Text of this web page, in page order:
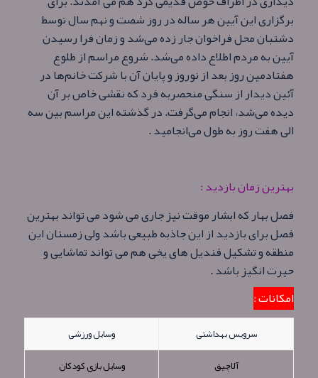
برگزاری این آیین هر ساله در روز شصت و نهم سال توسط
دشتبان محل فراخوان جار زده می‌شد و زمان فرا رسیدن
آیین به مردم اطلاع داده می‌شد. شروع مراسم از طلوع
هفتادمین روز بعد از نوروز و پایان آن با شرکت خانم‌ها در
آئین دیدار از سنگی منحصربه‌ فرد که نقشی خاص بر آن
دیده می‌شد، انجام می‌گرفت. در گذشته این مراسم بین سه
الی هفت روز به طول می‌انجامید .
بهترین زمان بازدید :
فصل بهار که ابشار موقت نیز جاری می شود می تواند بهترین
فصل برای بازدید از این جاذبه طبیعی باشد ولی زمستان این
منطقه و تشکیل قندیل های یخی هم می تواند تماشایی و
حیرت انگیز باشد .
امکانات :
سرویس بهداشتی
وسایل ورزشی
آلاچیق
وسایل بازی کودکان